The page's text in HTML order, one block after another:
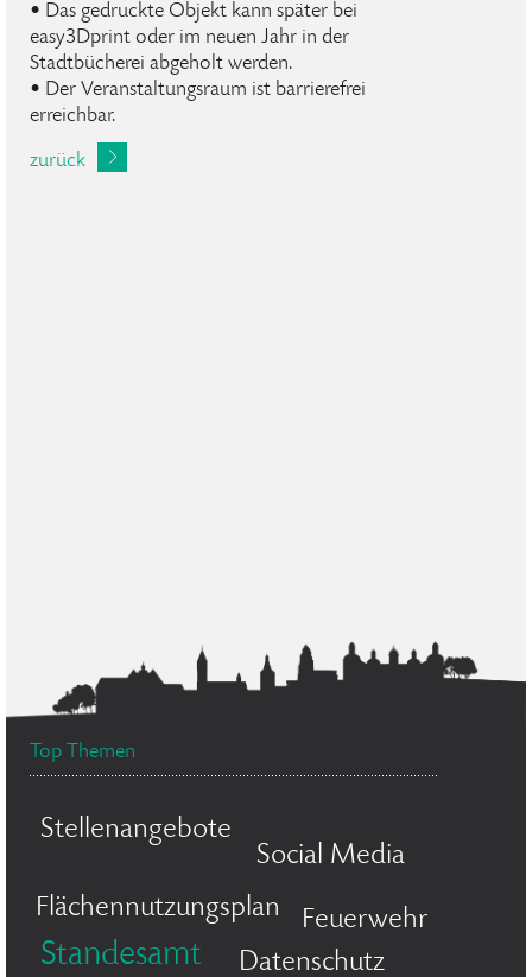
• Das gedruckte Objekt kann später bei
easy3Dprint oder im neuen Jahr in der
Stadtbücherei abgeholt werden.
• Der Veranstaltungsraum ist barrierefrei
erreichbar.
zurück
Top Themen
Stellenangebote
Social Media
Flächennutzungsplan
Feuerwehr
Standesamt Datenschutz